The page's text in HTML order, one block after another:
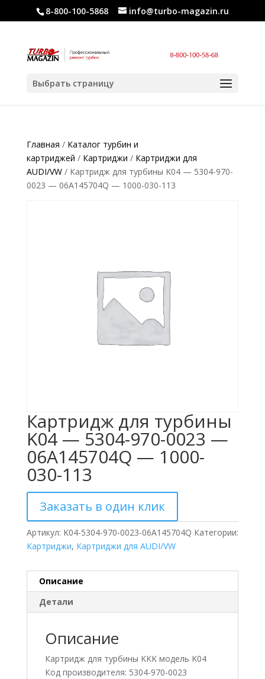
8-800-100-5868 info@turbo-magazin.ru
Выбрать страницу
Главная / Каталог турбин и
картриджей / Картриджи / Картриджи для
AUDI/VW/ Картридж для турбины K04 — 5304-970-
0023 — 06A145704Q — 1000-030-113
Картридж для турбины
K04 — 5304-970-0023 —
06A145704Q — 1000-
030-113
Заказать в один клик
Артикул: K04-5304-970-0023-06A145704Q Категории:
Картриджи, Картриджи для AUDI/VW
Описание
Детали
Описание
Картридж для турбины KKK модель K04
Код производителя: 5304-970-0023